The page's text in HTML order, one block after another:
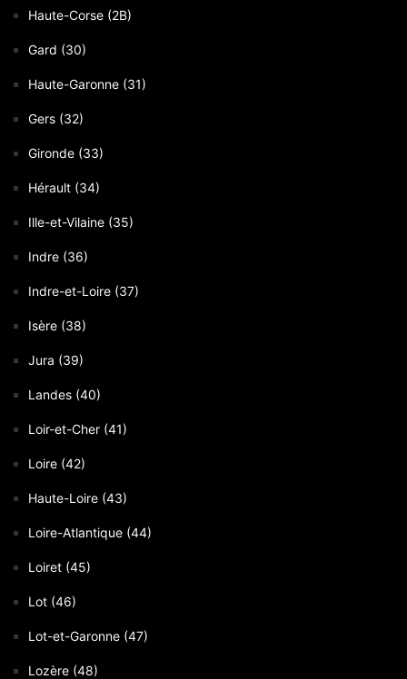
Haute-Corse (2B)
Gard (30)
Haute-Garonne (31)
Gers (32)
Gironde (33)
Hérault (34)
Ille-et-Vilaine (35)
Indre (36)
Indre-et-Loire (37)
Isère (38)
Jura (39)
Landes (40)
Loir-et-Cher (41)
Loire (42)
Haute-Loire (43)
Loire-Atlantique (44)
Loiret (45)
Lot (46)
Lot-et-Garonne (47)
Lozère (48)